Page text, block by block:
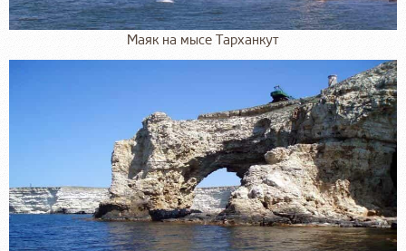
Маяк на мысе Тарханкут